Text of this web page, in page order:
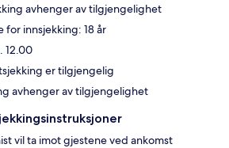
avhenger av tilgjengelighet
for innsjekking: 18 år
12.00
er tilgjengelig
avhenger av tilgjengelighet
vil ta imot gjestene ved ankomst